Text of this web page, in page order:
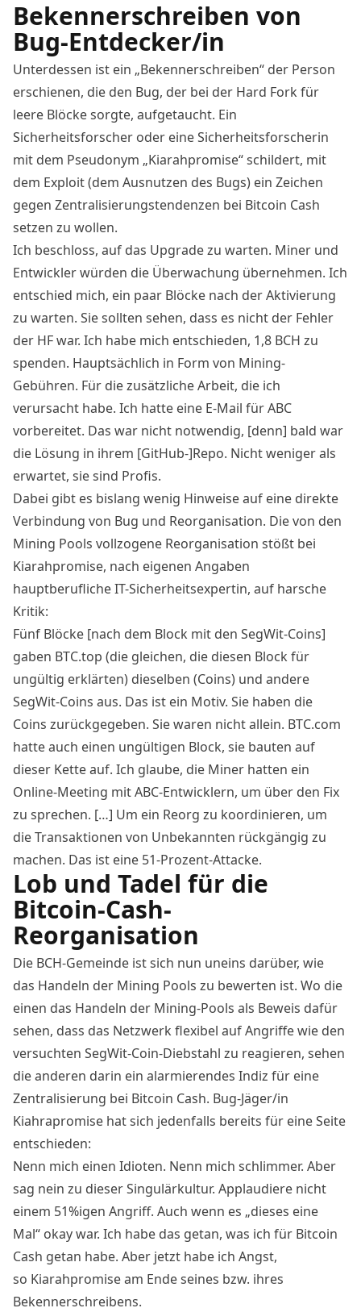
Bekennerschreiben von
Bug-Entdecker/in
Unterdessen ist ein „Bekennerschreiben“ der Person
erschienen, die den Bug, der bei der Hard Fork für
leere Blöcke sorgte, aufgetaucht. Ein
Sicherheitsforscher oder eine Sicherheitsforscherin
mit dem Pseudonym „Kiarahpromise“ schildert, mit
dem Exploit (dem Ausnutzen des Bugs) ein Zeichen
gegen Zentralisierungstendenzen bei Bitcoin Cash
setzen zu wollen.
Ich beschloss, auf das Upgrade zu warten. Miner und
Entwickler würden die Überwachung übernehmen. Ich
entschied mich, ein paar Blöcke nach der Aktivierung
zu warten. Sie sollten sehen, dass es nicht der Fehler
der HF war. Ich habe mich entschieden, 1,8 BCH zu
spenden. Hauptsächlich in Form von Mining-
Gebühren. Für die zusätzliche Arbeit, die ich
verursacht habe. Ich hatte eine E-Mail für ABC
vorbereitet. Das war nicht notwendig, [denn] bald war
die Lösung in ihrem [GitHub-]Repo. Nicht weniger als
erwartet, sie sind Profis.
Dabei gibt es bislang wenig Hinweise auf eine direkte
Verbindung von Bug und Reorganisation. Die von den
Mining Pools vollzogene Reorganisation stößt bei
Kiarahpromise, nach eigenen Angaben
hauptberufliche IT-Sicherheitsexpertin, auf harsche
Kritik:
Fünf Blöcke [nach dem Block mit den SegWit-Coins]
gaben BTC.top (die gleichen, die diesen Block für
ungültig erklärten) dieselben (Coins) und andere
SegWit-Coins aus. Das ist ein Motiv. Sie haben die
Coins zurückgegeben. Sie waren nicht allein. BTC.com
hatte auch einen ungültigen Block, sie bauten auf
dieser Kette auf. Ich glaube, die Miner hatten ein
Online-Meeting mit ABC-Entwicklern, um über den Fix
zu sprechen. […] Um ein Reorg zu koordinieren, um
die Transaktionen von Unbekannten rückgängig zu
machen. Das ist eine 51-Prozent-Attacke.
Lob und Tadel für die
Bitcoin-Cash-
Reorganisation
Die BCH-Gemeinde ist sich nun uneins darüber, wie
das Handeln der Mining Pools zu bewerten ist. Wo die
einen das Handeln der Mining-Pools als Beweis dafür
sehen, dass das Netzwerk flexibel auf Angriffe wie den
versuchten SegWit-Coin-Diebstahl zu reagieren, sehen
die anderen darin ein alarmierendes Indiz für eine
Zentralisierung bei Bitcoin Cash. Bug-Jäger/in
Kiahrapromise hat sich jedenfalls bereits für eine Seite
entschieden:
Nenn mich einen Idioten. Nenn mich schlimmer. Aber
sag nein zu dieser Singulärkultur. Applaudiere nicht
einem 51%igen Angriff. Auch wenn es „dieses eine
Mal“ okay war. Ich habe das getan, was ich für Bitcoin
Cash getan habe. Aber jetzt habe ich Angst,
so Kiarahpromise am Ende seines bzw. ihres
Bekennerschreibens.